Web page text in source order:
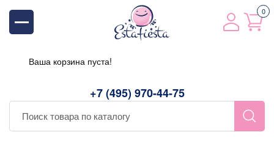
+7 (495) 970-44-75
0
Ваша корзина пуста!